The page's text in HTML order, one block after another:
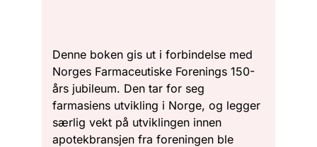
Denne boken gis ut i forbindelse med
Norges Farmaceutiske Forenings 150-
års jubileum. Den tar for seg
farmasiens utvikling i Norge, og legger
særlig vekt på utviklingen innen
apotekbransjen fra foreningen ble